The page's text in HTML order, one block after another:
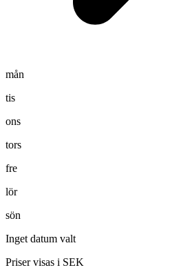
mån
tis
ons
tors
fre
lör
sön
Inget datum valt
Priser visas i SEK